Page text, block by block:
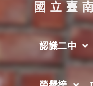
要
內
容
國立臺
認識二中
【轉知】中